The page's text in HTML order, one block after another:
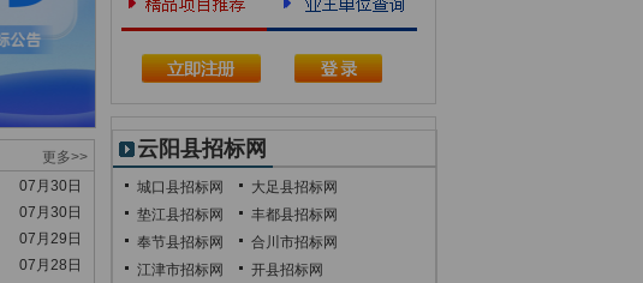
更多>>
07月30日
07月30日
07月29日
07月28日
云阳县招标网
城口县招标网
大足县招标网
垫江县招标网
丰都县招标网
奉节县招标网
合川市招标网
江津市招标网
开县招标网